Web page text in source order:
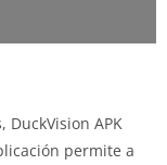
APK
permite a